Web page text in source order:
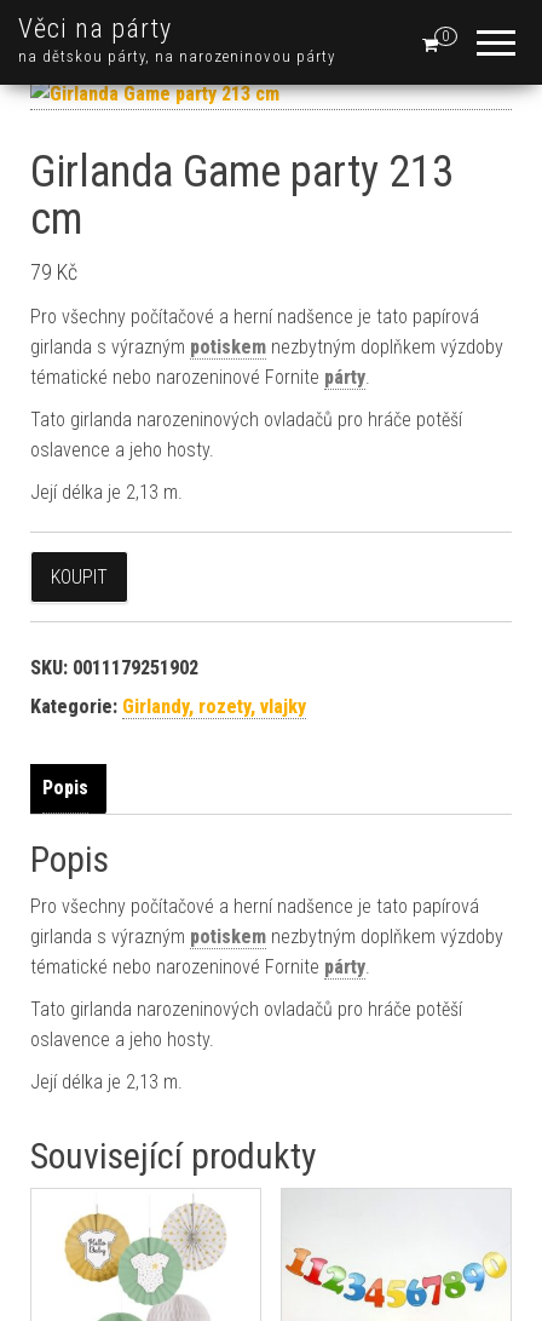
Věci na párty
na dětskou párty, na narozeninovou párty
0
Girlanda Game party 213
cm
79 Kč
Pro všechny počítačové a herní nadšence je tato papírová
girlanda s výrazným potiskem nezbytným doplňkem výzdoby
tématické nebo narozeninové Fornite párty.
Tato girlanda narozeninových ovladačů pro hráče potěší
oslavence a jeho hosty.
Její délka je 2,13 m.
KOUPIT
SKU: 0011179251902
Kategorie: Girlandy, rozety, vlajky
Popis
Popis
Pro všechny počítačové a herní nadšence je tato papírová
girlanda s výrazným potiskem nezbytným doplňkem výzdoby
tématické nebo narozeninové Fornite párty.
Tato girlanda narozeninových ovladačů pro hráče potěší
oslavence a jeho hosty.
Její délka je 2,13 m.
Související produkty